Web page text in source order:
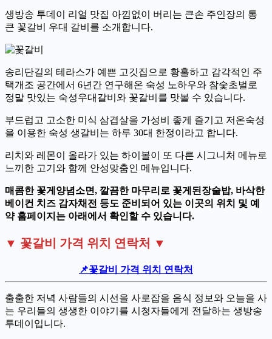
생방송 투데이 리얼 맛집 아낌없이 버리는 큰손 주인장의 통
큰 꽃갈비 우대 갈비를 소개합니다.
송리단길의 테라스가 예쁜 고깃집으로 황홀하고 감각적인 주
택개조 공간에서 6년간 연구해온 숙성 노하우와 참숯초벌로
정말 맛있는 숙성우대갈비와 꽃갈비를 맛볼 수 있습니다.
부드럽고 고소한 미식 삼겹살을 가성비 좋게 즐기고 저온숙성
을 이용한 숙성 생갈비는 하루 30대 한정이라고 합니다.
리치와 레몬이 올라가 있는 하이볼이 또 다른 시그니처 메뉴로
느끼한 고기와 함께 안성맞춤인 메뉴입니다.
매콤한 꽃게양념소면, 깔끔한 마무리로 꽃게된장술밥, 바삭한
베이컨 치즈 감자채전 등도 준비되어 있는 이곳의 위치 및 예
약 홈페이지는 아래에서 확인할 수 있습니다.
▼ 꽃갈비 가격 위치 연락처 ▼
📌꽃갈비 가격 위치 연락처
출출한 저녁 사람들의 시선을 사로잡을 음식 정보와 오늘을 사
는 우리들의 생생한 이야기를 시청자들에게 전달하는 생방송
투데이입니다.